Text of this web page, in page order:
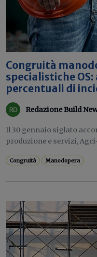
Congruità
specialistiche
percentuali di
Redazione Build
Il 30 gennaio siglato
produzione e servizi,
Congruità Manodopera